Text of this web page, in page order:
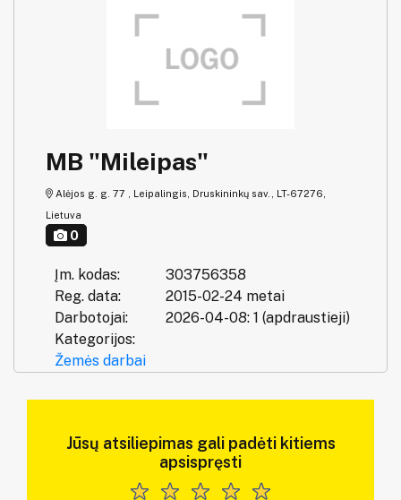
MB "Mileipas"
Alėjos g. g. 77 , Leipalingis, Druskininkų sav., LT-67276,
Lietuva
0
Įm. kodas:
303756358
Reg. data:
2015-02-24 metai
Darbotojai:
2026-04-08: 1 (apdraustieji)
Kategorijos:
Žemės darbai
Jūsų atsiliepimas gali padėti kitiems
apsispręsti